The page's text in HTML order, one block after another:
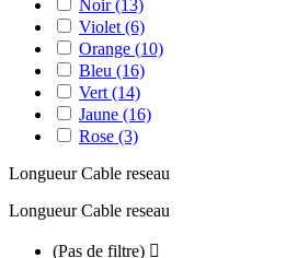
Noir(13)
Violet (6)
Orange (10)
Bleu (16)
Vert (14)
Jaune (16)
Rose (3)
Longueur Cable reseau
Longueur Cable reseau
(Pas de filtre) 